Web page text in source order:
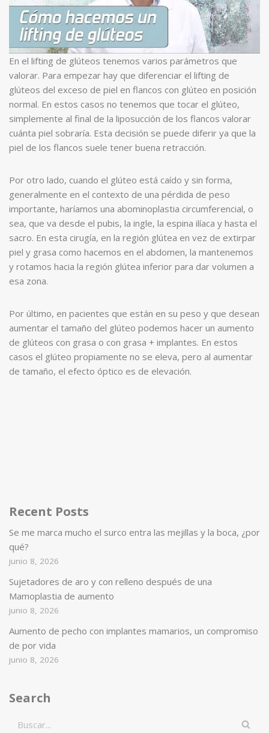
En el lifting de glúteos tenemos varios parámetros que
valorar. Para empezar hay que diferenciar el lifting de
glúteos del exceso de piel en flancos con glúteo en posición
normal. En estos casos no tenemos que tocar el glúteo,
simplemente al final de la liposucción de los flancos valorar
cuánta piel sobraría. Esta decisión se puede diferir ya que la
piel de los flancos suele tener buena retracción.
Por otro lado, cuando el glúteo está caído y sin forma,
generalmente en el contexto de una pérdida de peso
importante, haríamos una abominoplastia circumferencial, o
sea, que va desde el pubis, la ingle, la espina ilíaca y hasta el
sacro. En esta cirugía, en la región glútea en vez de extirpar
piel y grasa como hacemos en el abdomen, la mantenemos
y rotamos hacia la región glútea inferior para dar volumen a
esa zona.
Por último, en pacientes que están en su peso y que desean
aumentar el tamaño del glúteo podemos hacer un aumento
de glúteos con grasa o con grasa + implantes. En estos
casos el glúteo propiamente no se eleva, pero al aumentar
de tamaño, el efecto óptico es de elevación.
Recent Posts
Se me marca mucho el surco entra las mejillas y la boca, ¿por
qué?
junio 8, 2026
Sujetadores de aro y con relleno después de una
Mamoplastia de aumento
junio 8, 2026
Aumento de pecho con implantes mamarios, un compromiso
de por vida
junio 8, 2026
Search